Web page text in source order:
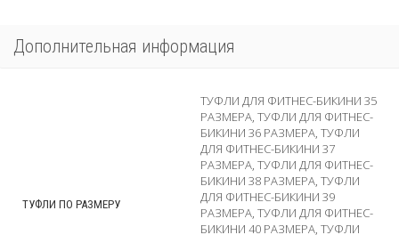
Дополнительная информация
ТУФЛИ ПО РАЗМЕРУ
ТУФЛИ ДЛЯ ФИТНЕС-БИКИНИ 35
РАЗМЕРА, ТУФЛИ ДЛЯ ФИТНЕС-
БИКИНИ 36 РАЗМЕРА, ТУФЛИ
ДЛЯ ФИТНЕС-БИКИНИ 37
РАЗМЕРА, ТУФЛИ ДЛЯ ФИТНЕС-
БИКИНИ 38 РАЗМЕРА, ТУФЛИ
ДЛЯ ФИТНЕС-БИКИНИ 39
РАЗМЕРА, ТУФЛИ ДЛЯ ФИТНЕС-
БИКИНИ 40 РАЗМЕРА, ТУФЛИ